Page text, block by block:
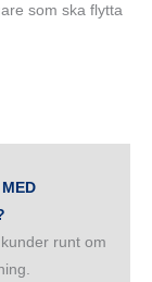
som ska flytta
runt om